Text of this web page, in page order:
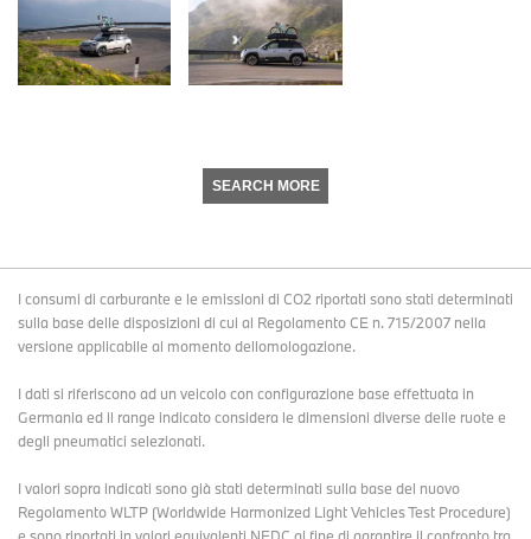
SEARCH MORE
I consumi di carburante e le emissioni di CO2 riportati sono stati determinati
sulla base delle disposizioni di cui al Regolamento CE n. 715/2007 nella
versione applicabile al momento dellomologazione.
I dati si riferiscono ad un veicolo con configurazione base effettuata in
Germania ed il range indicato considera le dimensioni diverse delle ruote e
degli pneumatici selezionati.
I valori sopra indicati sono già stati determinati sulla base del nuovo
Regolamento WLTP (Worldwide Harmonized Light Vehicles Test Procedure)